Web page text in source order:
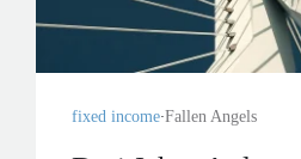
fixed income Fallen Angels